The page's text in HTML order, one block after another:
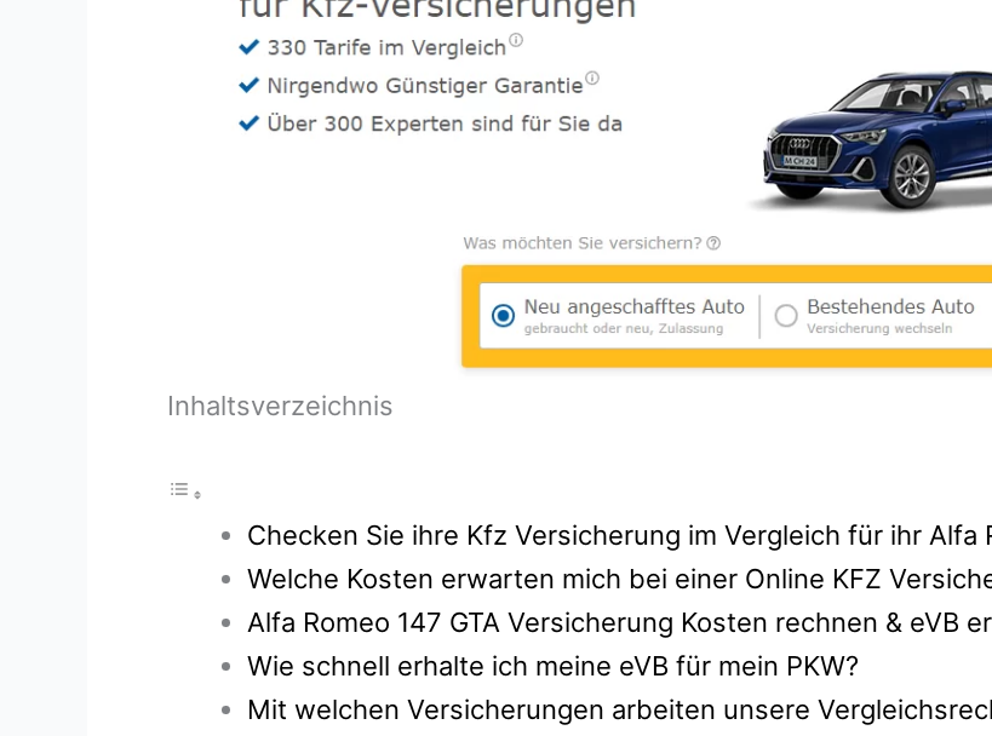
Inhaltsverzeichnis
Checken Sie ihre Kfz Versicherung im Vergleich für ihr Alfa
Welche Kosten erwarten mich bei einer Online KFZ
Alfa Romeo 147 GTA Versicherung Kosten rechnen & eVB
Wie schnell erhalte ich meine eVB für mein PKW?
Mit welchen Versicherungen arbeiten unsere